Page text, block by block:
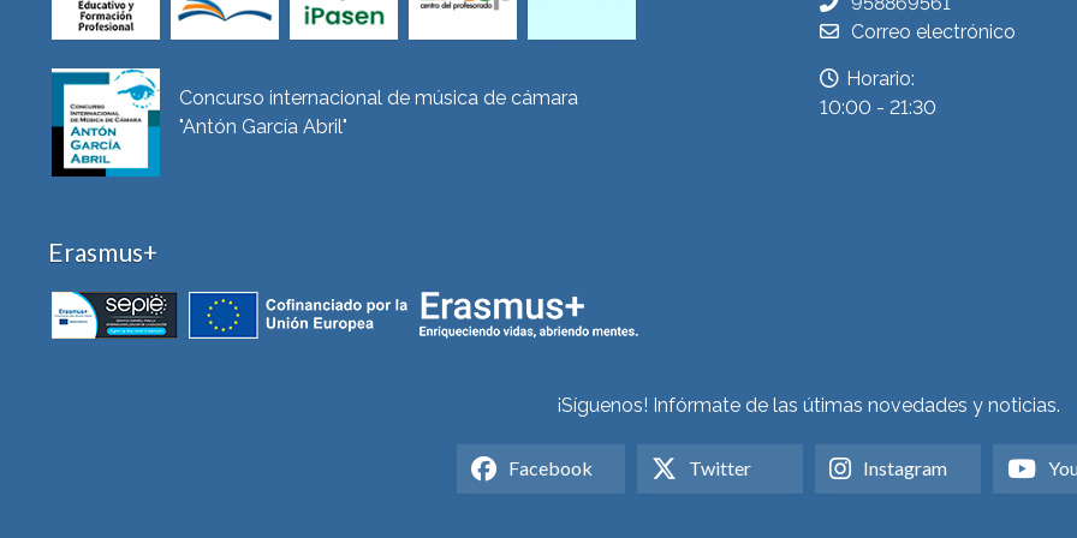
Concurso internacional de música de cámara
"Antón García Abril"
Erasmus+
Correo electrónico
Horario:
10:00 - 21:30
¡Síguenos! Infórmate de las útimas novedades y noticias.
Facebook Twitter Instagram